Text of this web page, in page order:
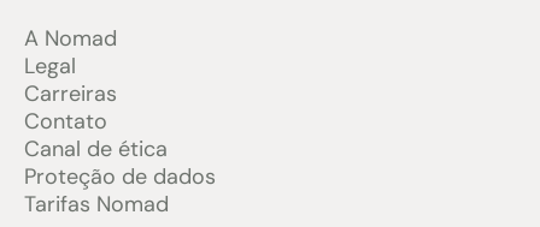
A Nomad
Legal
Carreiras
Contato
Canal de ética
Proteção de dados
Tarifas Nomad